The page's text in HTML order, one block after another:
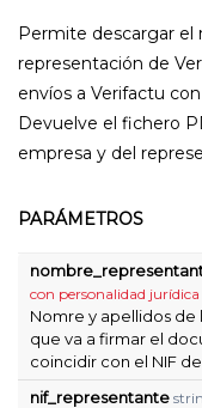
Permite descargar
representación de
envíos a Verifactu
Devuelve el fichero
empresa y del
PARÁMETROS
con personalidad jurídica
Nomre y apellidos
que va a firmar el
coincidir con el NIF
nif_representante